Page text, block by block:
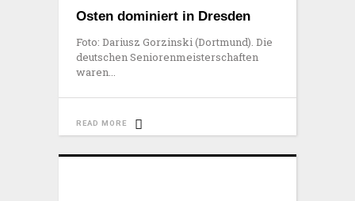
Osten dominiert in Dresden
Foto: Dariusz Gorzinski (Dortmund). Die
deutschen Seniorenmeisterschaften
waren
READ MORE